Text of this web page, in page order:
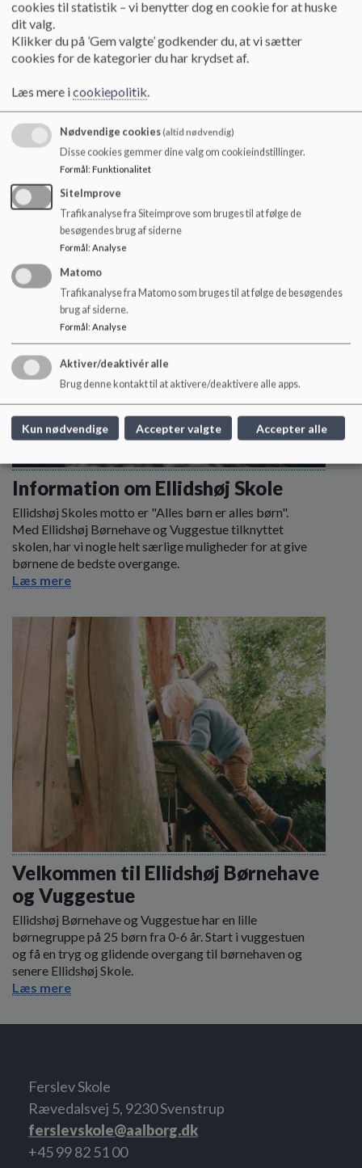
Skolemad
Bestil skolemad her
Læs mere
Information om Ellidshøj Skole
Ellidshøj Skoles motto er "Alles børn er alles børn".
Med Ellidshøj Børnehave og Vuggestue tilknyttet
skolen, har vi nogle helt særlige muligheder for at give
børnene de bedste overgange.
Læs mere
Velkommen til Ellidshøj Børnehave
og Vuggestue
Ellidshøj Børnehave og Vuggestue har en lille
børnegruppe på 25 børn fra 0-6 år. Start i vuggestuen
og få en tryg og glidende overgang til børnehaven og
senere Ellidshøj Skole.
Læs mere
Ferslev Skole
Rævedalsvej 5, 9230 Svenstrup
ferslevskole@aalborg.dk
+45 99 82 51 00
cookies til statistik – vi benytter dog en cookie for at huske
dit valg.
Klikker du på ’Gem valgte’ godkender du, at vi sætter
cookies for de kategorier du har krydset af.
Læs mere icookiepolitik.
Nødvendige cookies(altid nødvendig)
Disse cookies gemmer dine valg om cookieindstillinger.
Formål: Funktionalitet
SiteImprove
Trafikanalyse fra Siteimprove som bruges til at følge de
besøgendes brug af siderne
Formål : Analyse
Matomo
Trafikanalyse fra Matomo som bruges til at følge de besøgendes
brug af siderne.
Formål: Analyse
Aktiver/deaktivér alle
Brug denne kontakt til at aktivere/deaktivere alle apps.
Kun nødvendige Accepter valgte Accepter alle